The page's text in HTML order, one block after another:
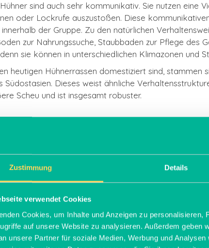
Zustimmung Details
verwendet Cookies
Cookies, um Inhalte und Anzeigen zu personalisieren,
auf unsere Website zu analysieren. Außerdem geben
unsere Partner für soziale Medien, Werbung und
sind auch sehr kommunikativ. Sie nutzen eine
oder Lockrufe auszustoßen. Diese
der Gruppe. Zu den natürlichen
zur Nahrungssuche, Staubbaden zur Pflege des
sie können in unterschiedlichen Klimazonen und
heutigen Hühnerrassen domestiziert sind, stammen
Südostasien. Dieses weist ähnliche
Scheu und ist insgesamt robuster.
von
sich in verschiedene Kategorien einteilen, die auf
Legehühner, Fleischhühner,
Rassen werden speziell für eine hohe
von Eiern zu legen, wobei die Eigröße und -farbe
und aktiver als Fleischhühner. Neben Hennen,